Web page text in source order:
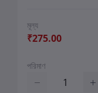
মূল্য
₹275.00
পরিমাণ